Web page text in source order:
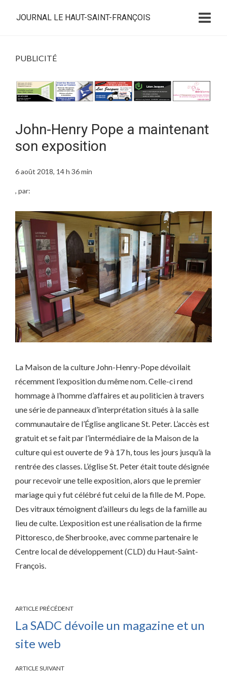
JOURNAL LE HAUT-SAINT-FRANÇOIS
PUBLICITÉ
John-Henry Pope a maintenant
son exposition
6 août 2018, 14 h 36 min
, par:
La Maison de la culture John-Henry-Pope dévoilait
récemment l’exposition du même nom. Celle-ci rend
hommage à l’homme d’affaires et au politicien à travers
une série de panneaux d’interprétation situés à la salle
communautaire de l’Église anglicane St. Peter. L’accès est
gratuit et se fait par l’intermédiaire de la Maison de la
culture qui est ouverte de 9 à 17 h, tous les jours jusqu’à la
rentrée des classes. L’église St. Peter était toute désignée
pour recevoir une telle exposition, alors que le premier
mariage qui y fut célébré fut celui de la fille de M. Pope.
Des vitraux témoignent d’ailleurs du legs de la famille au
lieu de culte. L’exposition est une réalisation de la firme
Pittoresco, de Sherbrooke, avec comme partenaire le
Centre local de développement (CLD) du Haut-Saint-
François.
ARTICLE PRÉCÉDENT
La SADC dévoile un magazine et un
site web
ARTICLE SUIVANT